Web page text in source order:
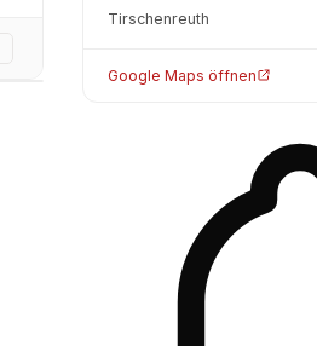
Tirschenreuth
Google Maps öffnen